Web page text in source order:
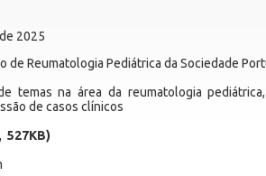
2025
de Reumatologia Pediátrica da Sociedade
temas na área da reumatologia
de casos clínicos
527KB)